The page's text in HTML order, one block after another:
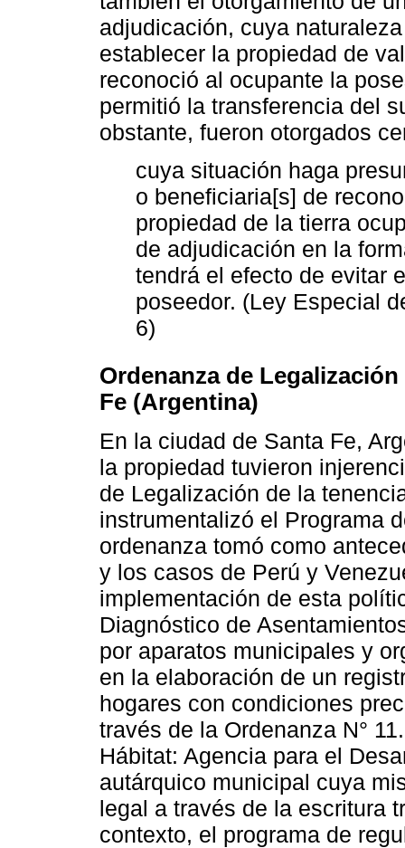
adjudicación, cuya
establecer la propiedad de
reconoció al ocupante la
permitió la transferencia del
obstante, fueron otorgados
cuya situación haga
o beneficiaria[s] de
propiedad de la tierra
de adjudicación en la
tendrá el efecto de evitar
poseedor. (Ley Especial
6)
Ordenanza de
Fe (Argentina)
En la ciudad de Santa Fe,
la propiedad tuvieron
de Legalización de la
instrumentalizó el Programa
ordenanza tomó como
y los casos de Perú y
implementación de esta
Diagnóstico de
por aparatos municipales y
en la elaboración de un
hogares con condiciones
través de la Ordenanza N°
Hábitat: Agencia para el
autárquico municipal cuya
legal a través de la escritura
contexto, el programa de